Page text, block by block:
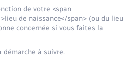
de votre <span
de naissance</span> (ou du lieu
concernée si vous faites la
démarche à suivre.